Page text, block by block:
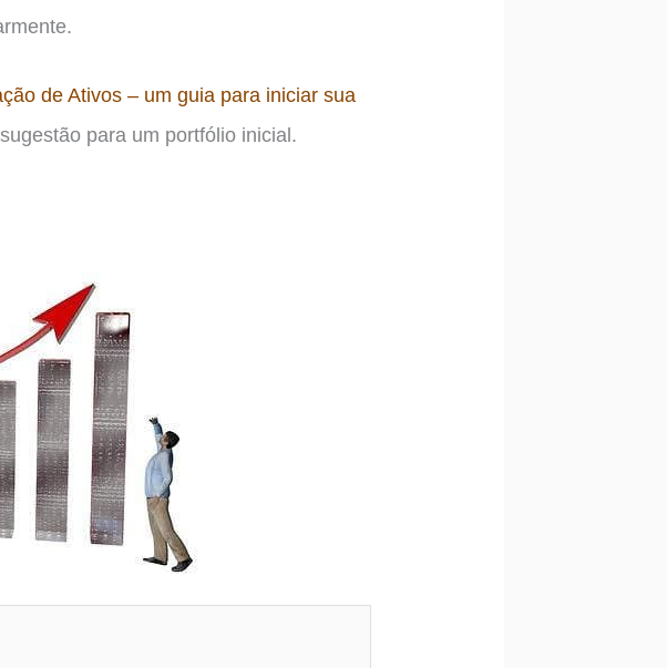
de Ativos – um guia para iniciar sua
para um portfólio inicial.